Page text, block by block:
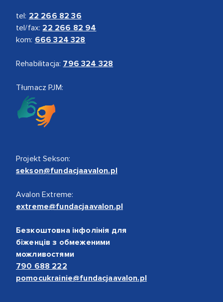
tel: 22 266 82 36
tel/fax: 22 266 82 94
kom: 666 324 328
Rehabilitacja: 796 324 328
Tłumacz PJM:
Projekt Sekson:
sekson@fundacjaavalon.pl
Avalon Extreme:
extreme@fundacjaavalon.pl
Безкоштовна інфолінія для
біженців з обмеженими
можливостями
790 688 222
pomocukrainie@fundacjaavalon.pl